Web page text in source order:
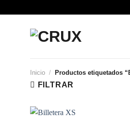
contenido
Inicio / Productos etiquetados
FILTRAR